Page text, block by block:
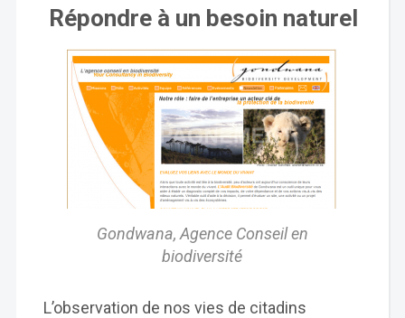
Répondre à un besoin naturel
Gondwana, Agence Conseil en
biodiversité
L’observation de nos vies de citadins